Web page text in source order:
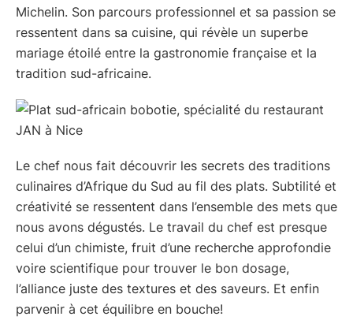
Michelin. Son parcours professionnel et sa passion se
ressentent dans sa cuisine, qui révèle un superbe
mariage étoilé entre la gastronomie française et la
tradition sud-africaine.
Le chef nous fait découvrir les secrets des traditions
culinaires d’Afrique du Sud au fil des plats. Subtilité et
créativité se ressentent dans l’ensemble des mets que
nous avons dégustés. Le travail du chef est presque
celui d’un chimiste, fruit d’une recherche approfondie
voire scientifique pour trouver le bon dosage,
l’alliance juste des textures et des saveurs. Et enfin
parvenir à cet équilibre en bouche!